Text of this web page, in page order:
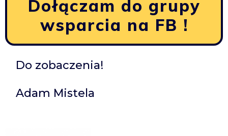
Dołączam do grupy
wsparcia na FB !
Do zobaczenia!
Adam Mistela